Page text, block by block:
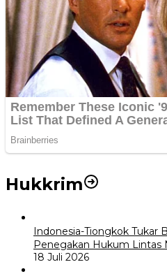
Hukkrim
Indonesia-Tiongkok Tukar
Penegakan Hukum Lintas
18 Juli 2026